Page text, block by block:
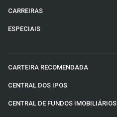
CARREIRAS
ESPECIAIS
CARTEIRA RECOMENDADA
CENTRAL DOS IPOS
CENTRAL DE FUNDOS IMOBILIÁRIOS